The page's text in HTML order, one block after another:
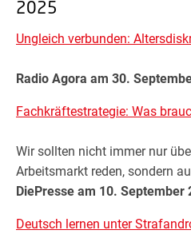
2025
Ungleich verbunden:
Radio Agora am 30.
Fachkräftestrategie: Was
Wir sollten nicht immer nur
Arbeitsmarkt reden, sondern
DiePresse am 10. September
Deutsch lernen unter